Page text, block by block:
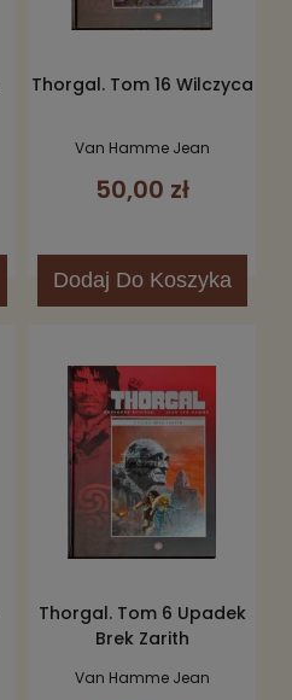
Thorgal. Tom 16 Wilczyca
Van Hamme Jean
50,00 zł
Dodaj Do Koszyka
Thorgal. Tom 6 Upadek
Brek Zarith
Van Hamme Jean